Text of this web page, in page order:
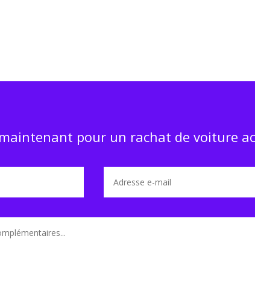
pour un rachat de voiture